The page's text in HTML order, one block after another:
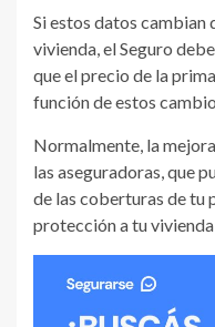
Si estos datos cambian
vivienda, el Seguro
que el precio de la
función de estos
Normalmente, la
las aseguradoras, que
de las coberturas de tu
protección a tu